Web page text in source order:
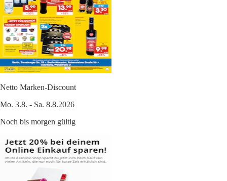
Netto Marken-Discount
Mo. 3.8. - Sa. 8.8.2026
Noch bis morgen gültig